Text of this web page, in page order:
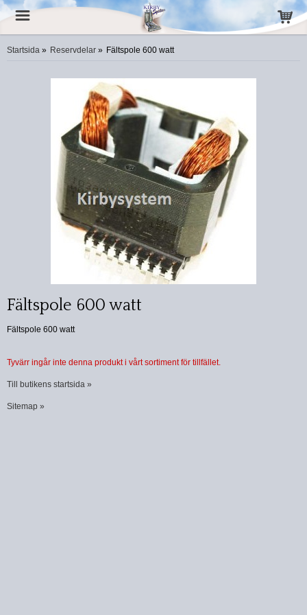
Startsida » Reservdelar » Fältspole 600 watt
Fältspole 600 watt
Fältspole 600 watt
Tyvärr ingår inte denna produkt i vårt sortiment för tillfället.
Till butikens startsida »
Sitemap »